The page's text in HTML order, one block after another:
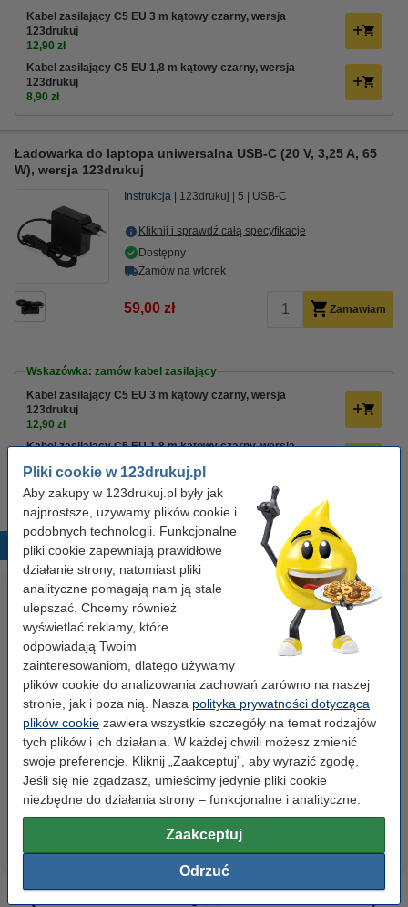
Pliki cookie w 123drukuj.pl
Aby zakupy w 123drukuj.pl były jak
najprostsze, używamy plików cookie i
podobnych technologii. Funkcjonalne
pliki cookie zapewniają prawidłowe
działanie strony, natomiast pliki
analityczne pomagają nam ją stale
ulepszać. Chcemy również
wyświetlać reklamy, które
odpowiadają Twoim
zainteresowaniom, dlatego używamy
plików cookie do analizowania zachowań zarówno na naszej
stronie, jak i poza nią. Nasza polityka prywatności dotycząca
plików cookie zawiera wszystkie szczegóły na temat rodzajów
tych plików i ich działania. W każdej chwili możesz zmienić
swoje preferencje. Kliknij „Zaakceptuj”, aby wyrazić zgodę.
Jeśli się nie zgadzasz, umieścimy jedynie pliki cookie
niezbędne do działania strony – funkcjonalne i analityczne.
Zaakceptuj
Odrzuć
Kabel zasilający C5 EU 3 m kątowy czarny, wersja
123drukuj
12,90 zł
Kabel zasilający C5 EU 1,8 m kątowy czarny, wersja
123drukuj
8,90 zł
Ładowarka do laptopa uniwersalna USB-C (20 V, 3,25 A, 65
W), wersja 123drukuj
Instrukcja 123drukuj 5 USB-C
Kliknij i sprawdź całą specyfikacje
Dostępny
Zamów na wtorek
59,00 zł Zamawiam
Wskazówka: zamów kabel zasilający
Kabel zasilający C5 EU 3 m kątowy czarny, wersja
123drukuj
12,90 zł
Kabel zasilający C5 EU 1,8 m kątowy czarny, wersja
8,90 zł
Popularne produkty
Etykiety wysyłkowe A6 (105 x
148 mm), 100 etykiet, 123drukuj
14,90 zł z VAT
Segregator A4 plastikowy
niebieski 80 mm, 123drukuj
9,90 zł z VAT